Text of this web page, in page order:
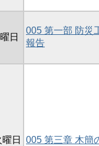
日
005 第一部 防災
報告
日 005 第三章 木簡